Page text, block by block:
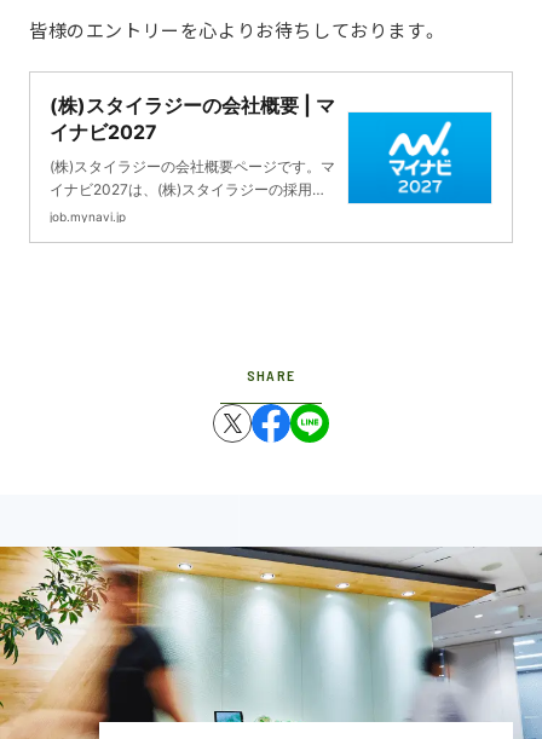
皆様のエントリーを心よりお待ちしております。
(株)スタイラジーの会社概要 | マ
イナビ2027
(株)スタイラジーの会社概要ページです。マ
イナビ2027は、(株)スタイラジーの採用情
報や企業情報で、就職活動をサポートしま
job.mynavi.jp
SHARE